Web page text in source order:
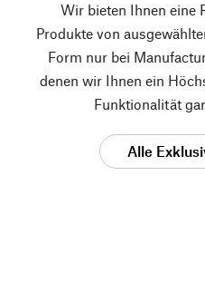
Wir bieten Ihnen eine
Produkte von
Form nur bei
denen wir Ihnen ein
Funktionalität
Alle